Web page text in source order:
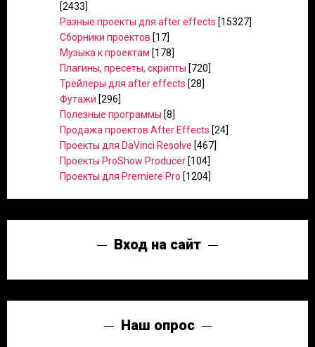
[2433]
Разные проекты для after effects [15327]
Сборники проектов [17]
Музыка к проектам [178]
Плагины, пресеты, скрипты [720]
Трейлеры для after effects [28]
Футажи [296]
Полезные программы [8]
Продажа проектов After Effects [24]
Проекты для DaVinci Resolve [467]
Проекты ProShow Producer [104]
Проекты для Premiere Pro [1204]
Вход на сайт
Наш опрос